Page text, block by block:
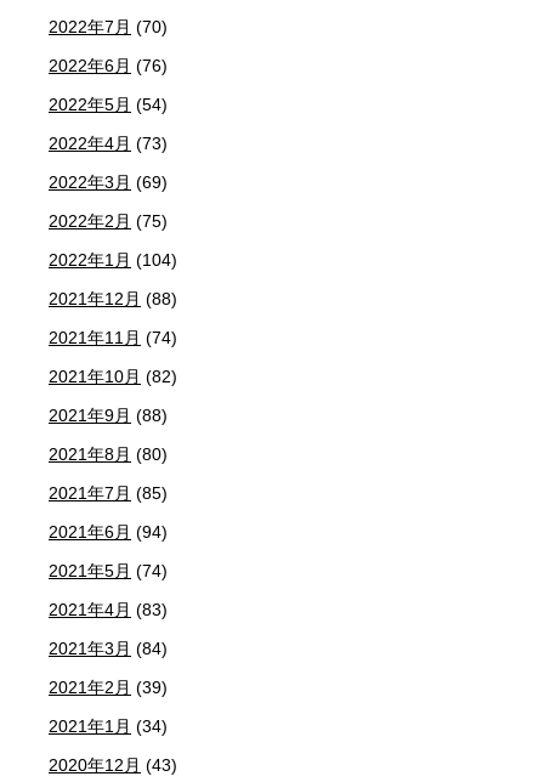
2022年7月 (70)
2022年6月 (76)
2022年5月 (54)
2022年4月 (73)
2022年3月 (69)
2022年2月 (75)
2022年1月 (104)
2021年12月 (88)
2021年11月 (74)
2021年10月 (82)
2021年9月 (88)
2021年8月 (80)
2021年7月 (85)
2021年6月 (94)
2021年5月 (74)
2021年4月 (83)
2021年3月 (84)
2021年2月 (39)
2021年1月 (34)
2020年12月 (43)